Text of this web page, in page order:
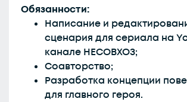
Обязанности:
Написание и
сценария для сериала на
канале НЕСОВХОЗ;
Соавторство;
Разработка концепции
для главного героя.